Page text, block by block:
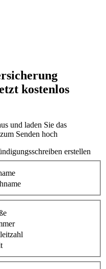
kostenlos
und laden Sie das
Senden hoch
erstellen